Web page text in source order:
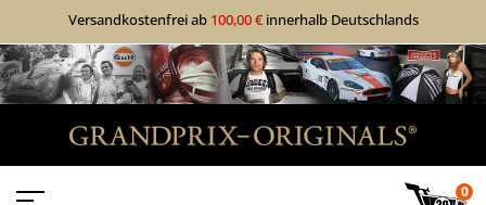
Versandkostenfrei ab 100,00 €innerhalb Deutschlands
0